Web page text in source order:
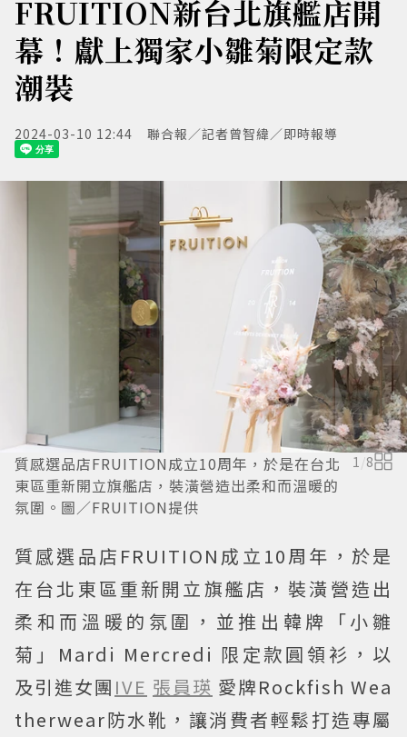
FRUITION新台北旗艦店開
幕！獻上獨家小雛菊限定款
潮裝
2024-03-10 12:44 聯合報／記者曾智緯／即時報導
質感選品店FRUITION成立10周年，於是在台北
東區重新開立旗艦店，裝潢營造出柔和而溫暖的
氛圍。圖／FRUITION提供
1 /8
質感選品店FRUITION成立10周年，於是
在台北東區重新開立旗艦店，裝潢營造出
柔和而溫暖的氛圍，並推出韓牌「小雛
菊」Mardi Mercredi 限定款圓領衫，以
及引進女團 IVE 張員瑛 愛牌Rockfish Wea
therwear防水靴，讓消費者輕鬆打造專屬